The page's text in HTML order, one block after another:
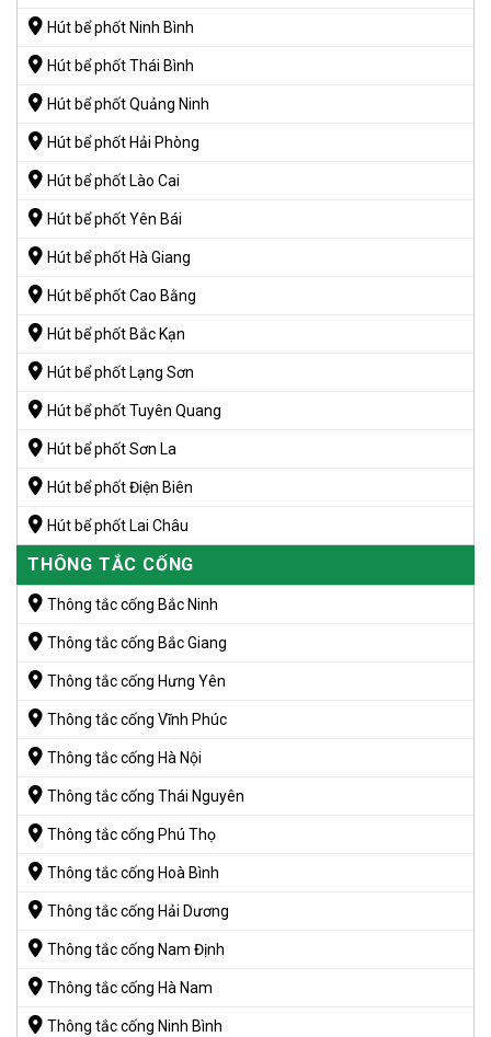
Hút bể phốt Ninh Bình
Hút bể phốt Thái Bình
Hút bể phốt Quảng Ninh
Hút bể phốt Hải Phòng
Hút bể phốt Lào Cai
Hút bể phốt Yên Bái
Hút bể phốt Hà Giang
Hút bể phốt Cao Bằng
Hút bể phốt Bắc Kạn
Hút bể phốt Lạng Sơn
Hút bể phốt Tuyên Quang
Hút bể phốt Sơn La
Hút bể phốt Điện Biên
Hút bể phốt Lai Châu
THÔNG TẮC CỐNG
Thông tắc cống Bắc Ninh
Thông tắc cống Bắc Giang
Thông tắc cống Hưng Yên
Thông tắc cống Vĩnh Phúc
Thông tắc cống Hà Nội
Thông tắc cống Thái Nguyên
Thông tắc cống Phú Thọ
Thông tắc cống Hoà Bình
Thông tắc cống Hải Dương
Thông tắc cống Nam Định
Thông tắc cống Hà Nam
Thông tắc cống Ninh Bình